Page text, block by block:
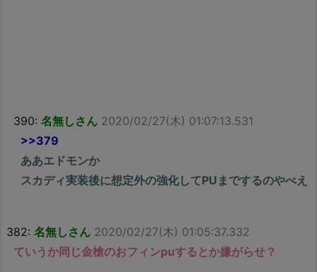
390: 名無しさん 2020/02/27(木) 01:07:13.531
>>379
ああエドモンか
スカディ実装後に想定外の強化してPUまでするのやべえ
382: 名無しさん 2020/02/27(木) 01:05:37.332
ていうか同じ金槍のおフィンpuするとか嫌がらせ？